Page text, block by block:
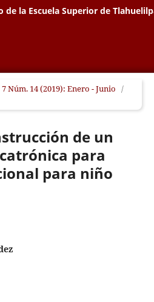
de la Escuela Superior de
Núm. 14 (2019): Enero - Junio /
de un
para
para niño